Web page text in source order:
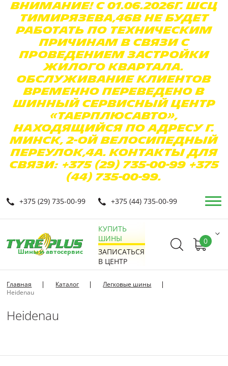
Внимание! С 01.06.2026г. ШСЦ
Тимирязева,46в не будет
работать по техническим
причинам в связи с
проведением застройки
жилого квартала.
Обслуживание клиентов
временно переведено в
Шинный Сервисный Центр
«ТаерПлюсАвто»,
находящийся по адресу г.
Минск, 2-ой Велосипедный
переулок,4а. Контакты для
связи: +375 (29) 735-00-99 +375
(44) 735-00-99.
+375 (29) 735-00-99 +375 (44) 735-00-99
Шины и автосервис
КУПИТЬ
ШИНЫ
ЗАПИСАТЬСЯ
В ЦЕНТР
0
Главная Каталог
Легковые шины
Heidenau
Heidenau